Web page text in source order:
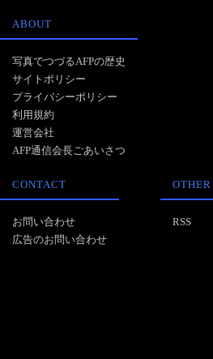
ABOUT
写真でつづるAFPの歴史
サイトポリシー
プライバシーポリシー
利用規約
運営会社
AFP通信会長ごあいさつ
CONTACT
お問い合わせ
広告のお問い合わせ
OTHER
RSS